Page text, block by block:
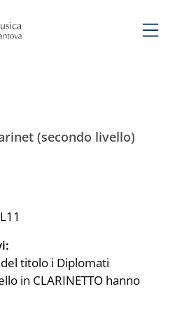
(secondo livello)
titolo i Diplomati
in CLARINETTO hanno